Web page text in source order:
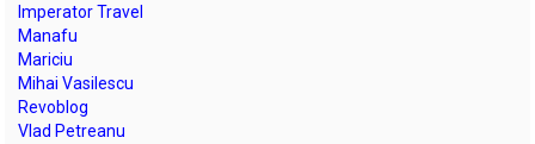
Imperator Travel
Manafu
Mariciu
Mihai Vasilescu
Revoblog
Vlad Petreanu